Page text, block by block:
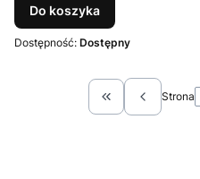
Do koszyka
Dostępność: Dostępny
Wróć do Strona